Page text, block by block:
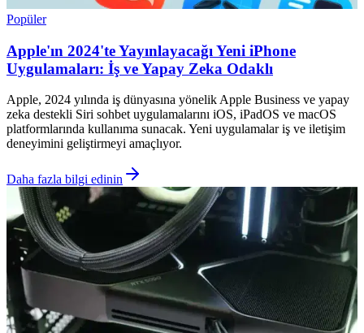
Popüler
Apple'ın 2024'te Yayınlayacağı Yeni iPhone
Uygulamaları: İş ve Yapay Zeka Odaklı
Apple, 2024 yılında iş dünyasına yönelik Apple Business ve yapay
zeka destekli Siri sohbet uygulamalarını iOS, iPadOS ve macOS
platformlarında kullanıma sunacak. Yeni uygulamalar iş ve iletişim
deneyimini geliştirmeyi amaçlıyor.
Daha fazla bilgi edinin